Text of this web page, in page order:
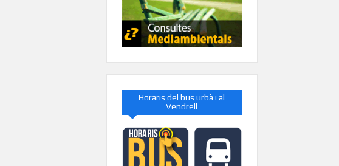
Horaris del bus urbà i al
Vendrell